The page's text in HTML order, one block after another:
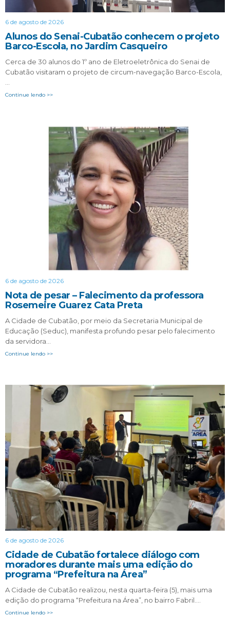
6 de agosto de 2026
Alunos do Senai-Cubatão conhecem o projeto
Barco-Escola, no Jardim Casqueiro
Cerca de 30 alunos do 1º ano de Eletroeletrônica do Senai de
Cubatão visitaram o projeto de circum-navegação Barco-Escola,
Continue lendo >>
6 de agosto de 2026
Nota de pesar – Falecimento da professora
Rosemeire Guarez Cata Preta
A Cidade de Cubatão, por meio da Secretaria Municipal de
Educação (Seduc), manifesta profundo pesar pelo falecimento
da servidora…
Continue lendo >>
6 de agosto de 2026
Cidade de Cubatão fortalece diálogo com
moradores durante mais uma edição do
programa “Prefeitura na Área”
A Cidade de Cubatão realizou, nesta quarta-feira (5), mais uma
edição do programa “Prefeitura na Área”, no bairro Fabril….
Continue lendo >>